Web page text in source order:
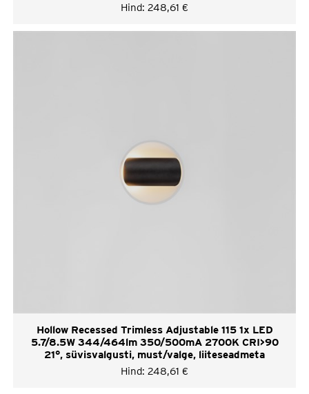
Hind: 248,61 €
Hollow Recessed Trimless Adjustable 115 1x LED
5.7/8.5W 344/464lm 350/500mA 2700K CRI>90
21°, süvisvalgusti, must/valge, liiteseadmeta
Hind: 248,61 €